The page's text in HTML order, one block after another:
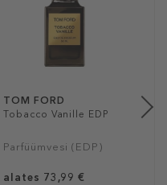
TOM FORD
Tobacco Vanille EDP
Parfüümvesi (EDP)
alates 73,99 €